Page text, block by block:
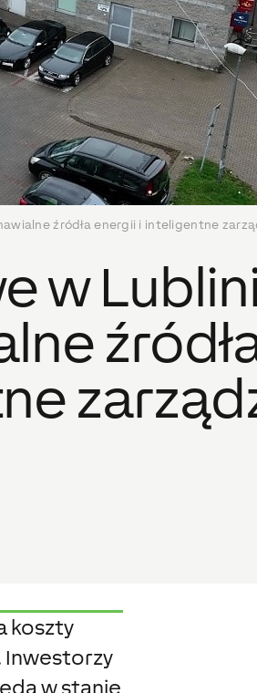
źródła energii i inteligentne
w
koszty
Inwestorzy
w stanie